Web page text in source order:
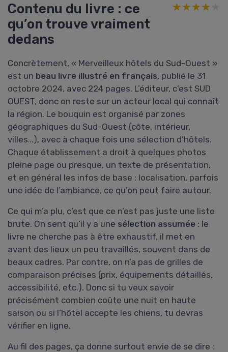
Contenu du livre : ce
qu’on trouve vraiment
dedans
★★★★★
★★★★★
Concrètement, « Merveilleux hôtels du Sud-Ouest »
est un beau livre illustré en français, publié le 31
octobre 2024, avec 224 pages. L’éditeur, c’est SUD
OUEST, donc on reste sur un acteur local qui connaît
la région. Le bouquin est organisé par zones
géographiques du Sud-Ouest (côte, intérieur,
villes…), avec à chaque fois une sélection d’hôtels.
Chaque établissement a droit à quelques photos
pleine page ou presque, un texte de présentation,
et en général les infos de base : localisation, parfois
une idée de l’ambiance, ce qu’on peut faire autour.
Ce qui m’a plu, c’est que ce n’est pas juste une liste
brute. On sent qu’il y a une sélection assumée : le
livre ne cherche pas à être exhaustif, il met en
avant des lieux un peu travaillés, souvent dans de
beaux cadres. Par contre, on n’a pas de grilles de
comparaison précises (prix, équipements détaillés,
accessibilité, etc.). Donc si tu veux savoir
précisément combien coûte une nuit en haute
saison ou si l’hôtel accepte les chiens, tu devras
vérifier en ligne.
Au fil des pages, ça donne surtout envie de se dire :